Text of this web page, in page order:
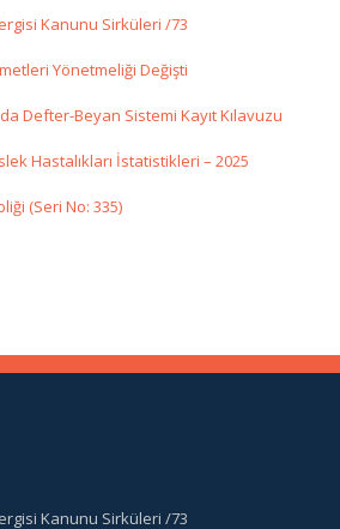
Kanunu Sirküleri /73
Yönetmeliği Değişti
Defter-Beyan Sistemi Kayıt Kılavuzu
Hastalıkları İstatistikleri – 2025
(Seri No: 335)
Kanunu Sirküleri /73